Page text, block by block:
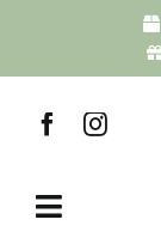
content